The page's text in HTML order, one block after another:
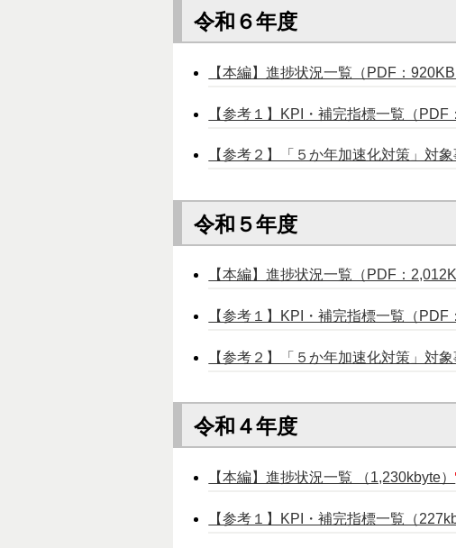
令和６年度
【本編】進捗状況一覧（PDF：
【参考１】KPI・補完指標一覧（PDF
【参考２】「５か年加速化対策」対
令和５年度
【本編】進捗状況一覧（PDF：
【参考１】KPI・補完指標一覧（PDF
【参考２】「５か年加速化対策」対
令和４年度
【本編】進捗状況一覧 （1,230kbyte）
【参考１】KPI・補完指標一覧（